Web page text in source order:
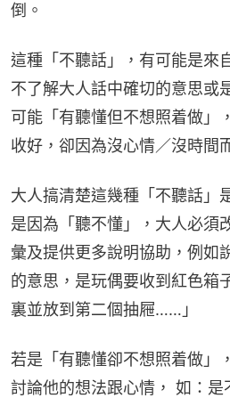
倒。
這種「不聽話」，有可能是來
不了解大人話中確切的意思或
可能「有聽懂但不想照着做」
收好，卻因為沒心情／沒時間
大人搞清楚這幾種「不聽話」
是因為「聽不懂」，大人必須
彙及提供更多說明協助，例如
的意思，是玩偶要收到紅色箱
裏並放到第二個抽屜……」
若是「有聽懂卻不想照着做」
討論他的想法跟心情， 如：